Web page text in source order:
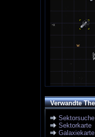
Verwandte
Sektorsuche
Sektorkarte